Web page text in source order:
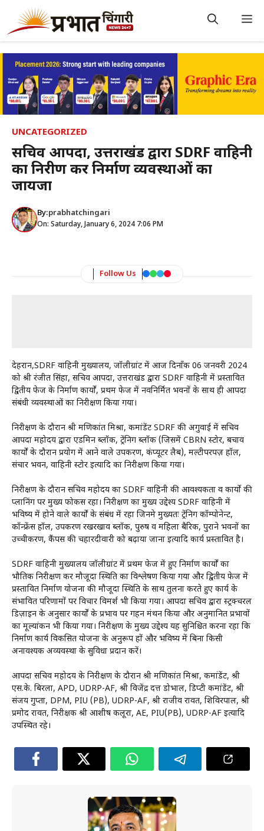
content
UNCATEGORIZED
सचिव आपदा, उत्तराखंड द्वारा SDRF वाहिनी
का निरीक्षण कर निर्माण व्यवस्थाओं का
जायजा
By:prabhatchingari
On: Saturday, January 6, 2024 7:06 PM
Follow Us
देहरादून,SDRF वाहिनी मुख्यालय, जॉलीग्रांट में आज दिनाँक 06 जनवरी 2024
को श्री रंजीत सिंहा, सचिव आपदा, उत्तराखंड द्वारा SDRF वाहिनी में प्रस्तावित
द्वितीय फेज के निर्माण कार्यों, प्रथम फेज में नवनिर्मित भवनों के साथ ही आपदा
संबंधी व्यवस्थाओं का निरीक्षण किया गया।
निरीक्षण के दौरान श्री मणिकांत मिश्रा, कमांडेंट SDRF की अगुवाई में सचिव
आपदा महोदय द्वारा एडमिन ब्लॉक, ट्रेंनिग ब्लॉक (जिसमें CBRN स्टोर, बचाव
कार्यों के दौरान प्रयोग में आने वाले उपकरण, कंप्यूटर लैब), मल्टीपरपज़ हॉल,
संचार भवन, वाहिनी स्टोर इत्यादि का निरीक्षण किया गया।
निरीक्षण के दौरान सचिव महोदय का SDRF वाहिनी की आवश्यकता व कार्यो की
प्लानिंग पर मुख्य फोकस रहा। निरीक्षण का मुख्य उद्देश्य SDRF वाहिनी में
भविष्य में होने वाले कार्यों के संबंध में रहा जिनमे मुख्यतः ट्रेंनिग कॉम्पोनेन्ट,
कॉन्फ्रेंस हॉल, उपकरण रखरखाव ब्लॉक, पुरुष व महिला बैरिक, पुराने भवनों का
उच्चीकरण, कैंपस की चहारदीवारी को बढ़ाया जाना इत्यादि कार्य प्रस्तावित है।
SDRF वाहिनी मुख्यालय जॉलीग्रांट में प्रथम फेज में हुए निर्माण कार्यों का
भौतिक निरीक्षण कर मौजूदा स्थिति का विश्लेषण किया गया और द्वितीय फेज में
प्रस्तावित निर्माण योजना की मौजूदा स्थिति के साथ तुलना करते हुए कार्य के
संभावित परिणामों पर विचार विमर्श भी किया गया। आपदा सचिव द्वारा स्ट्रक्चरल
डिज़ाइन के अनुसार कार्यों के प्रभाव पर गहन मंथन किया और अनुमानित प्रभावों
का मूल्यांकन भी किया गया। निरीक्षण के मुख्य उद्देश्य यह सुनिश्चित करना रहा कि
निर्माण कार्य विकसित योजना के अनुरूप हों और भविष्य में बिना किसी
अनावश्यक अव्यवस्था के सुविधा प्रदान करें।
आपदा सचिव महोदय के निरीक्षण के दौरान श्री मणिकांत मिश्रा, कमांडेंट, श्री
एस.के. बिरला, APD, UDRP-AF, श्री विजेंद्र दत्त डोभाल, डिप्टी कमांडेंट, श्री
संजय गुप्ता, DPM, PIU (PB), UDRP-AF, श्री राजीव रावत, शिविरपाल, श्री
प्रमोद रावत, निरीक्षक श्री आशीष कलूरा, AE, PIU(PB), UDRP-AF इत्यादि
उपस्थित रहे।